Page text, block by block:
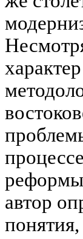
реформы
автор